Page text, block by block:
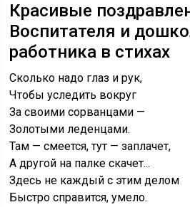
Красивые
Воспитателя и
работника в стихах
Сколько надо глаз и рук,
Чтобы уследить вокруг
За своими сорванцами —
Золотыми леденцами.
Там — смеется, тут — заплачет,
А другой на палке скачет...
Здесь не каждый с этим делом
Быстро справится, умело.